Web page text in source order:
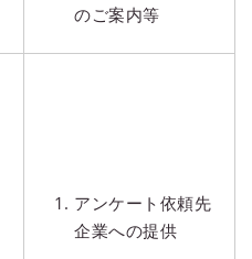
のご案内等
アンケート依頼先
企業への提供